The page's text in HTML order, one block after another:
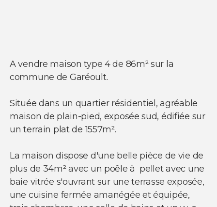
A vendre maison type 4 de 86m² sur la
commune de Garéoult.
Située dans un quartier résidentiel, agréable
maison de plain-pied, exposée sud, édifiée sur
un terrain plat de 1557m².
La maison dispose d'une belle pièce de vie de
plus de 34m² avec un poêle à pellet avec une
baie vitrée s'ouvrant sur une terrasse exposée,
une cuisine fermée amanégée et équipée,
Louer un parking
Louer un commerce
NOUS SUIVRE
Nos actualités
Facebook
Instagram